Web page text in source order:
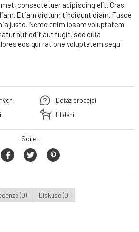
consectetuer adipiscing elit. Cras
Etiam dictum tincidunt diam. Fusce
justo. Nemo enim ipsam voluptatem
aut odit aut fugit, sed quia
eos qui ratione voluptatem sequi
Dotaz prodejci
Hlídání
Sdílet
(0) Diskuse (0)